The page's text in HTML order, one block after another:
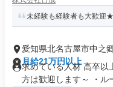
未経験も経験者も大歓迎
愛知県北名古屋市中之
月給21万円以上
求めている人材 高卒以
方は歓迎します～ ・ル